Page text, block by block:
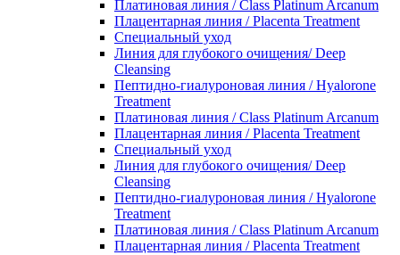
Платиновая линия / Class Platinum Arcanum
Плацентарная линия / Placenta Treatment
Специальный уход
Линия для глубокого очищения/ Deep
Cleansing
Пептидно-гиалуроновая линия / Hyalorone
Treatment
Платиновая линия / Class Platinum Arcanum
Плацентарная линия / Placenta Treatment
Специальный уход
Линия для глубокого очищения/ Deep
Cleansing
Пептидно-гиалуроновая линия / Hyalorone
Treatment
Платиновая линия / Class Platinum Arcanum
Плацентарная линия / Placenta Treatment